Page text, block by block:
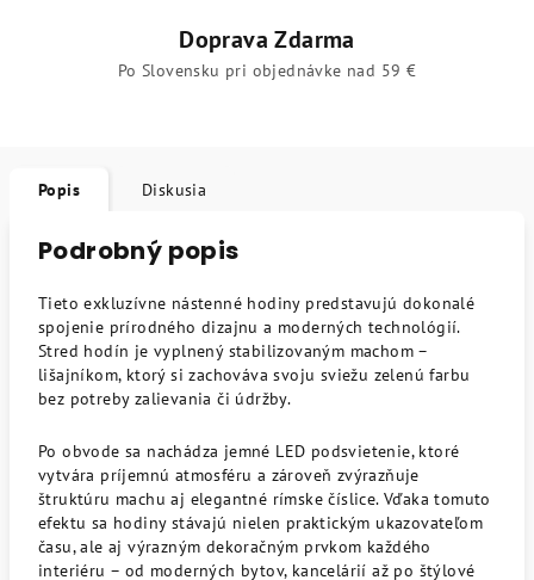
Doprava Zdarma
Po Slovensku pri objednávke nad 59 €
Popis Diskusia
Podrobný popis
Tieto exkluzívne nástenné hodiny predstavujú dokonalé
spojenie prírodného dizajnu a moderných technológií.
Stred hodín je vyplnený stabilizovaným machom –
lišajníkom, ktorý si zachováva svoju sviežu zelenú farbu
bez potreby zalievania či údržby.
Po obvode sa nachádza jemné LED podsvietenie, ktoré
vytvára príjemnú atmosféru a zároveň zvýrazňuje
štruktúru machu aj elegantné rímske číslice. Vďaka tomuto
efektu sa hodiny stávajú nielen praktickým ukazovateľom
času, ale aj výrazným dekoračným prvkom každého
interiéru – od moderných bytov, kancelárií až po štýlové